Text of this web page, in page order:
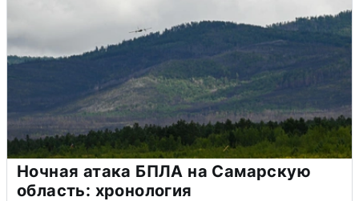
Ночная атака БПЛА на Самарскую
область: хронология